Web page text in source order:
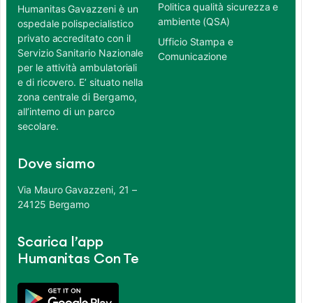
Humanitas Gavazzeni è un
ospedale polispecialistico
privato accreditato con il
Servizio Sanitario Nazionale
per le attività ambulatoriali
e di ricovero. E’ situato nella
zona centrale di Bergamo,
all’interno di un parco
secolare.
Dove siamo
Via Mauro Gavazzeni, 21 –
24125 Bergamo
Scarica l’app
Humanitas Con Te
Politica qualità sicurezza e
ambiente (QSA)
Ufficio Stampa e
Comunicazione